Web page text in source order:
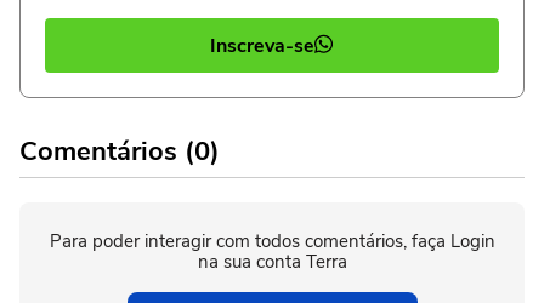
Inscreva-se
Comentários (0)
Para poder interagir com todos comentários, faça Login
na sua conta Terra